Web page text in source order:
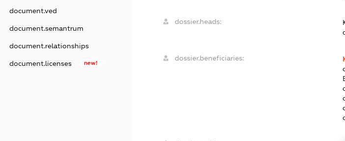
document.ved
document.semantrum
document.relationships
document.licenses new!
dossier.heads:
dossier.beneficiaries: